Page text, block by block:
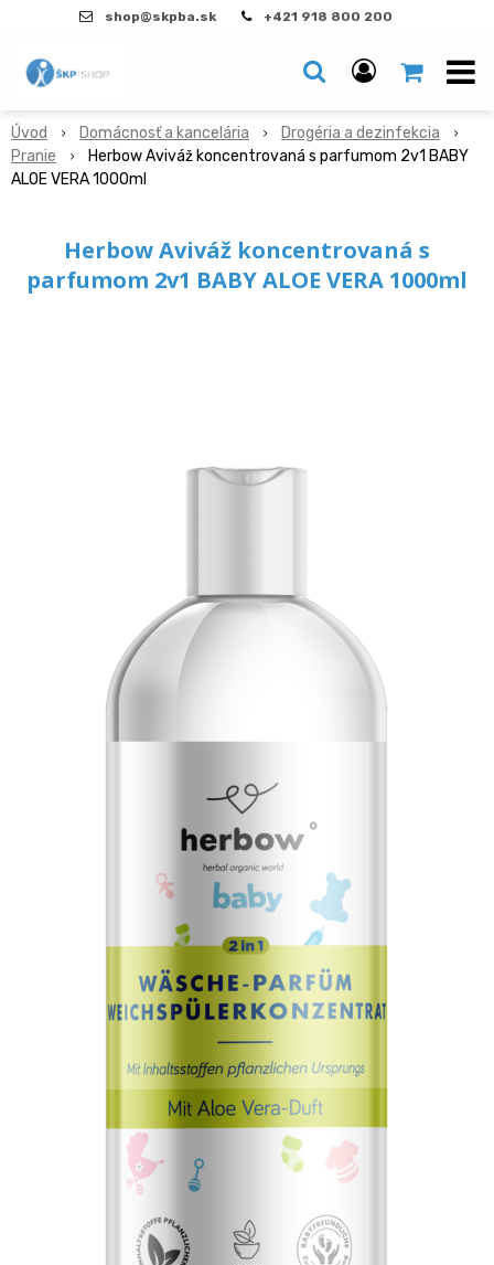
shop@skpba.sk +421 918 800 200
Úvod Domácnosť a kancelária
Drogéria a dezinfekcia
Pranie
Herbow Aviváž koncentrovaná s parfumom 2v1 BABY
ALOE VERA 1000ml
Herbow Aviváž koncentrovaná s
parfumom 2v1 BABY ALOE VERA 1000ml